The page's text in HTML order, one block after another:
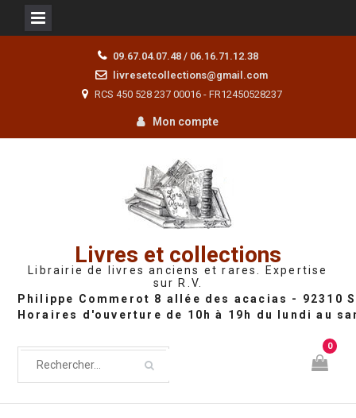
09.67.04.07.48 / 06.16.71.12.38
livresetcollections@gmail.com
RCS 450 528 237 00016 - FR12450528237
Mon compte
Livres et collections
Librairie de livres anciens et rares. Expertise
sur R.V.
0